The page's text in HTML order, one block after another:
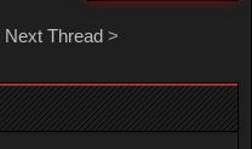
Next Thread>